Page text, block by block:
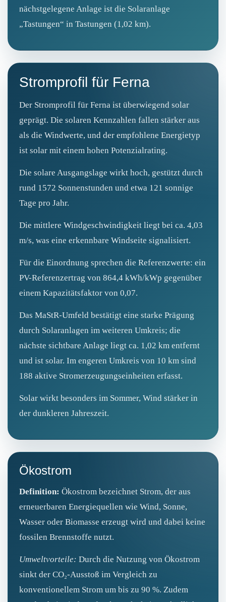
nächstgelegene Anlage ist die Solaranlage
„Tastungen“ in Tastungen (1,02 km).
Stromprofil für Ferna
Der Stromprofil für Ferna ist überwiegend solar
geprägt. Die solaren Kennzahlen fallen stärker aus
als die Windwerte, und der empfohlene Energietyp
ist solar mit einem hohen Potenzialrating.
Die solare Ausgangslage wirkt hoch, gestützt durch
rund 1572 Sonnenstunden und etwa 121 sonnige
Tage pro Jahr.
Die mittlere Windgeschwindigkeit liegt bei ca. 4,03
m/s, was eine erkennbare Windseite signalisiert.
Für die Einordnung sprechen die Referenzwerte: ein
PV-Referenzertrag von 864,4 kWh/kWp gegenüber
einem Kapazitätsfaktor von 0,07.
Das MaStR‑Umfeld bestätigt eine starke Prägung
durch Solaranlagen im weiteren Umkreis; die
nächste sichtbare Anlage liegt ca. 1,02 km entfernt
und ist solar. Im engeren Umkreis von 10 km sind
188 aktive Stromerzeugungseinheiten erfasst.
Solar wirkt besonders im Sommer, Wind stärker in
der dunkleren Jahreszeit.
Ökostrom
Definition: Ökostrom bezeichnet Strom, der aus
erneuerbaren Energiequellen wie Wind, Sonne,
Wasser oder Biomasse erzeugt wird und dabei keine
fossilen Brennstoffe nutzt.
Umweltvorteile: Durch die Nutzung von Ökostrom
sinkt der CO₂-Ausstoß im Vergleich zu
konventionellem Strom um bis zu 90 %. Zudem